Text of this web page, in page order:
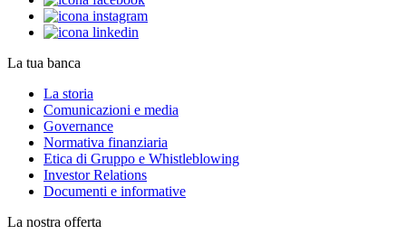
La tua banca
La storia
Comunicazioni e media
Governance
Normativa finanziaria
Etica di Gruppo e Whistleblowing
Investor Relations
Documenti e informative
La nostra offerta